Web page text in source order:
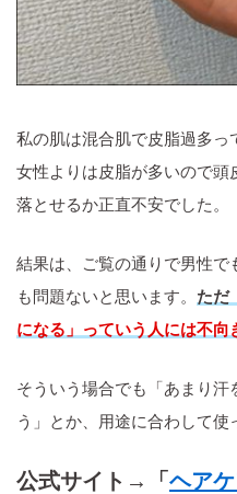
私の肌は混合肌で皮脂過多っ
女性よりは皮脂が多いので頭
落とせるか正直不安でした。
結果は、ご覧の通りで男性
も問題ないと思います。 ただ
になる」っていう人には不向
そういう場合でも「あまり
う」とか、用途に合わして使
公式サイト→「 ヘア